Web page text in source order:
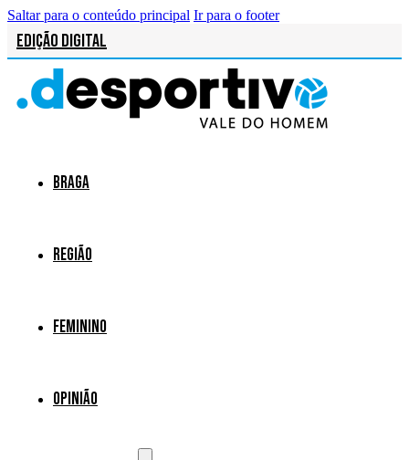
Saltar para o conteúdo principal Ir para o footer
Edição Digital
Braga
Região
Feminino
Opinião